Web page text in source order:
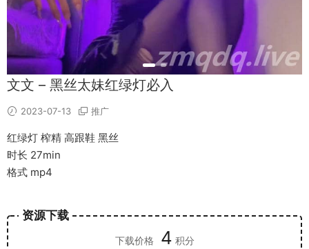
文文 – 黑丝太妹红绿灯必入
2023-07-13 推广
红绿灯 榨精 高跟鞋 黑丝
时长 27min
格式 mp4
资源下载
下载价格 4 积分